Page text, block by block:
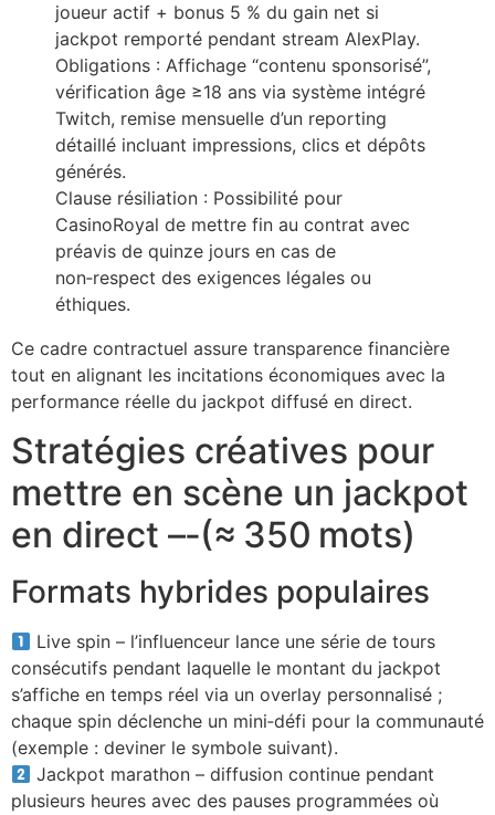
joueur actif + bonus 5 % du gain net si
jackpot remporté pendant stream AlexPlay.
Obligations : Affichage “contenu sponsorisé”,
vérification âge ≥18 ans via système intégré
Twitch, remise mensuelle d’un reporting
détaillé incluant impressions, clics et dépôts
générés.
Clause résiliation : Possibilité pour
CasinoRoyal de mettre fin au contrat avec
préavis de quinze jours en cas de
non‑respect des exigences légales ou
éthiques.
Ce cadre contractuel assure transparence financière
tout en alignant les incitations économiques avec la
performance réelle du jackpot diffusé en direct.
Stratégies créatives pour
mettre en scène un jackpot
en direct –‑(≈ 350 mots)
Formats hybrides populaires
Live spin – l’influenceur lance une série de tours
consécutifs pendant laquelle le montant du jackpot
s’affiche en temps réel via un overlay personnalisé ;
chaque spin déclenche un mini‑défi pour la communauté
(exemple : deviner le symbole suivant).
Jackpot marathon – diffusion continue pendant
plusieurs heures avec des pauses programmées où